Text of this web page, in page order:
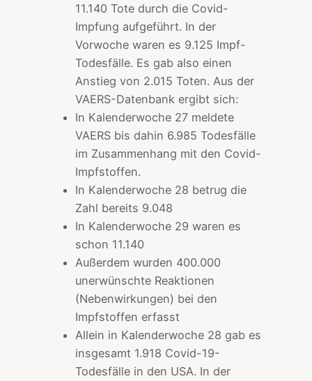
11.140 Tote durch die Covid-
Impfung aufgeführt. In der
Vorwoche waren es 9.125 Impf-
Todesfälle. Es gab also einen
Anstieg von 2.015 Toten. Aus der
VAERS-Datenbank ergibt sich:
In Kalenderwoche 27 meldete
VAERS bis dahin 6.985 Todesfälle
im Zusammenhang mit den Covid-
Impfstoffen.
In Kalenderwoche 28 betrug die
Zahl bereits 9.048
In Kalenderwoche 29 waren es
schon 11.140
Außerdem wurden 400.000
unerwünschte Reaktionen
(Nebenwirkungen) bei den
Impfstoffen erfasst
Allein in Kalenderwoche 28 gab es
insgesamt 1.918 Covid-19-
Todesfälle in den USA. In der